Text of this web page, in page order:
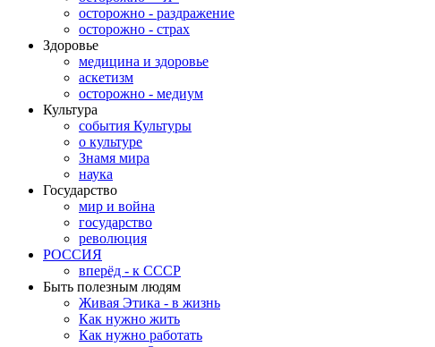
осторожно - раздражение
осторожно - страх
Здоровье
медицина и здоровье
аскетизм
осторожно - медиум
Культура
события Культуры
о культуре
Знамя мира
наука
Государство
мир и война
государство
революция
РОССИЯ
вперёд - к СССР
Быть полезным людям
Живая Этика - в жизнь
Как нужно жить
Как нужно работать